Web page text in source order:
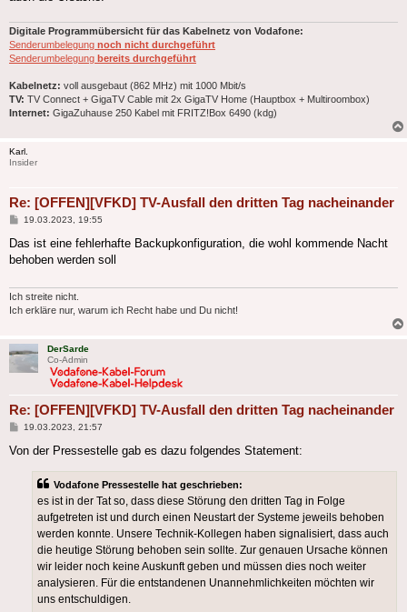
Digitale Programmübersicht für das Kabelnetz von Vodafone:
Senderumbelegung noch nicht durchgeführt
Senderumbelegung bereits durchgeführt
Kabelnetz: voll ausgebaut (862 MHz) mit 1000 Mbit/s
TV: TV Connect + GigaTV Cable mit 2x GigaTV Home (Hauptbox + Multiroombox)
Internet: GigaZuhause 250 Kabel mit FRITZ!Box 6490 (kdg)
Karl.
Insider
Re: [OFFEN][VFKD] TV-Ausfall den dritten Tag nacheinander
Beitrag
19.03.2023, 19:55
Das ist eine fehlerhafte Backupkonfiguration, die wohl kommende Nacht
behoben werden soll
Ich streite nicht.
Ich erkläre nur, warum ich Recht habe und Du nicht!
DerSarde
Co-Admin
Re: [OFFEN][VFKD] TV-Ausfall den dritten Tag nacheinander
Beitrag
19.03.2023, 21:57
Von der Pressestelle gab es dazu folgendes Statement:
Vodafone Pressestelle hat geschrieben:
es ist in der Tat so, dass diese Störung den dritten Tag in Folge
aufgetreten ist und durch einen Neustart der Systeme jeweils behoben
werden konnte. Unsere Technik-Kollegen haben signalisiert, dass auch
die heutige Störung behoben sein sollte. Zur genauen Ursache können
wir leider noch keine Auskunft geben und müssen dies noch weiter
analysieren. Für die entstandenen Unannehmlichkeiten möchten wir
uns entschuldigen.